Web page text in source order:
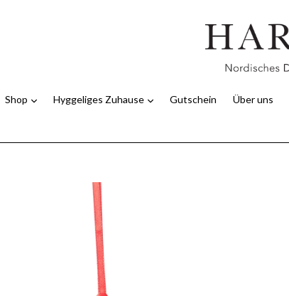
Shop Hyggeliges Zuhause Gutschein Über uns